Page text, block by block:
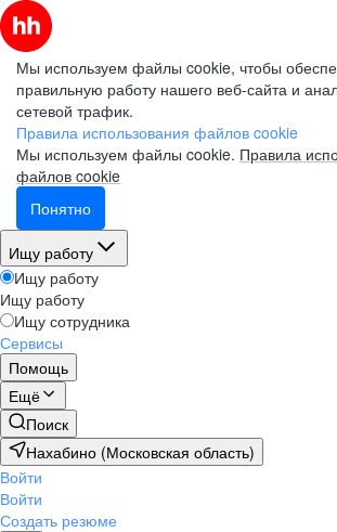
Мы используем файлы cookie, чтобы
правильную работу нашего веб-сайта и
сетевой трафик.
Правила использования файлов cookie
Мы используем файлы cookie. Правила
файлов cookie
Понятно
Ищу работу
Ищу работу
Ищу работу
Ищу сотрудника
Сервисы
Помощь
Ещё
Поиск
Нахабино (Московская область)
Войти
Войти
Создать резюме